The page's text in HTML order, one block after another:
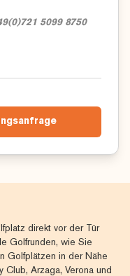
5099 8750
direkt vor der Tür
Golfrunden, wie Sie
Golfplätzen in der Nähe
Club, Arzaga, Verona und